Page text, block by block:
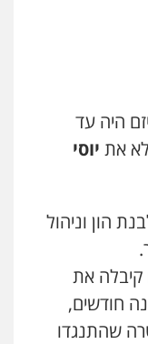
היה עד
את יוסי
הון וניהול
קיבלה את
חודשים,
שהתנגדו